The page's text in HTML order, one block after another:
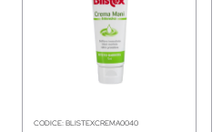
CODICE: BLISTEXCREMA0040